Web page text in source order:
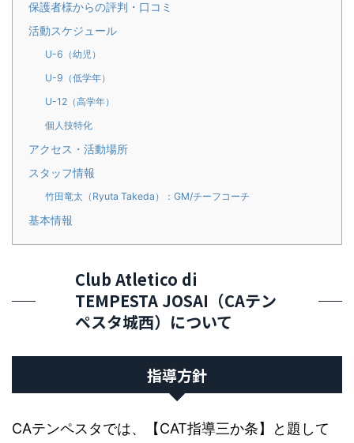
保護者様からの評判・口コミ
活動スケジュール
U-6（幼児）
U-9（低学年）
U-12（高学年）
個人技特化
アクセス・活動場所
スタッフ情報
竹田竜太（Ryuta Takeda）：GM/チーフコーチ
基本情報
Club Atletico di
TEMPESTA JOSAI（CAテン
ペスタ城西）について
指導方針
CAテンペスタでは、【CAT指導三か条】と題して